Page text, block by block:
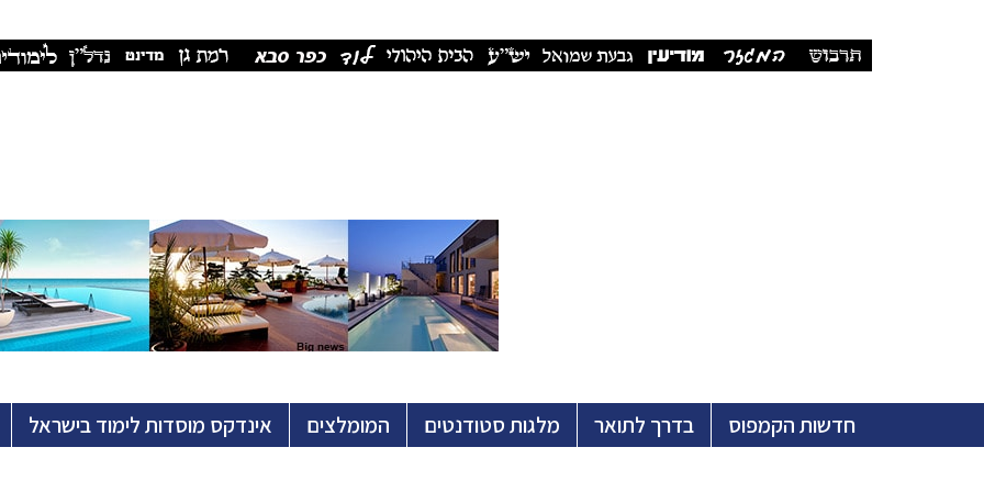
חדשות הקמפוס בדרך לתואר מלגות סטודנטים המומלצים אינדקס מוסדות לימוד בישראל